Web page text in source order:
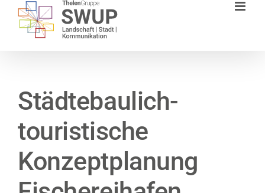
Zum
Inhalt
Städtebaulich-
touristische
Konzeptplanung